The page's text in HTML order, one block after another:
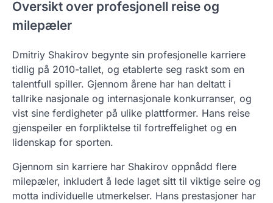
Oversikt over profesjonell reise og
milepæler
Dmitriy Shakirov begynte sin profesjonelle karriere
tidlig på 2010-tallet, og etablerte seg raskt som en
talentfull spiller. Gjennom årene har han deltatt i
tallrike nasjonale og internasjonale konkurranser, og
vist sine ferdigheter på ulike plattformer. Hans reise
gjenspeiler en forpliktelse til fortreffelighet og en
lidenskap for sporten.
Gjennom sin karriere har Shakirov oppnådd flere
milepæler, inkludert å lede laget sitt til viktige seire og
motta individuelle utmerkelser. Hans prestasjoner har